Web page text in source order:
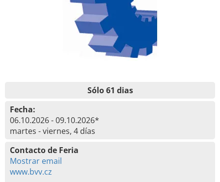
Sólo 61 dias
Fecha:
06.10.2026 - 09.10.2026*
martes - viernes, 4 días
Contacto de Feria
Mostrar email
www.bvv.cz